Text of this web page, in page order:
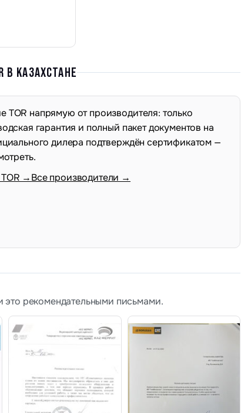
КАЗАХСТАНЕ
напрямую от производителя: только
гарантия и полный пакет документов на
дилера подтверждён сертификатом —
→Все производители →
рекомендательными письмами.